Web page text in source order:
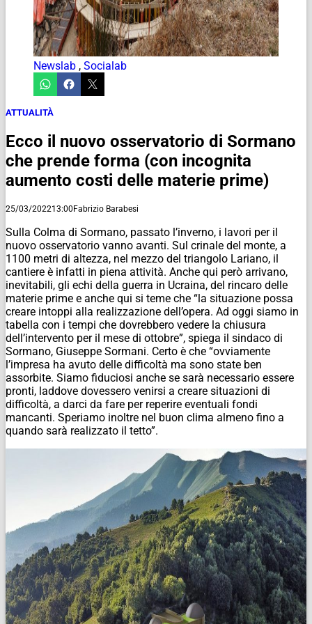
Newslab , Socialab
ATTUALITÀ
Ecco il nuovo osservatorio di Sormano
che prende forma (con incognita
aumento costi delle materie prime)
25/03/202213:00Fabrizio Barabesi
Sulla Colma di Sormano, passato l’inverno, i lavori per il
nuovo osservatorio vanno avanti. Sul crinale del monte, a
1100 metri di altezza, nel mezzo del triangolo Lariano, il
cantiere è infatti in piena attività. Anche qui però arrivano,
inevitabili, gli echi della guerra in Ucraina, del rincaro delle
materie prime e anche qui si teme che “la situazione possa
creare intoppi alla realizzazione dell’opera. Ad oggi siamo in
tabella con i tempi che dovrebbero vedere la chiusura
dell’intervento per il mese di ottobre”, spiega il sindaco di
Sormano, Giuseppe Sormani. Certo è che “ovviamente
l’impresa ha avuto delle difficoltà ma sono state ben
assorbite. Siamo fiduciosi anche se sarà necessario essere
pronti, laddove dovessero venirsi a creare situazioni di
difficoltà, a darci da fare per reperire eventuali fondi
mancanti. Speriamo inoltre nel buon clima almeno fino a
quando sarà realizzato il tetto”.